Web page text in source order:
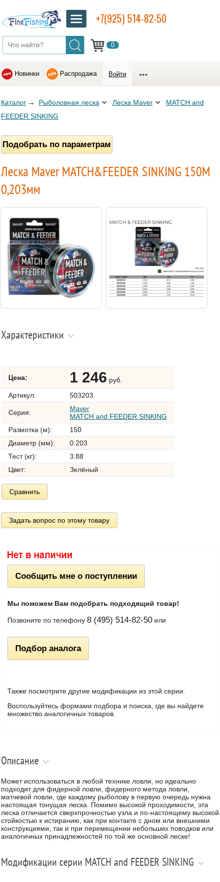
0
+7(925) 514-82-50
Новинки Распродажа Войти
Каталог → Рыболовная леска Леска Maver
MATCH and
FEEDER SINKING
Подобрать по параметрам
Леска Maver MATCH&FEEDER SINKING 150M
0,203мм
Характеристики
Цена: 1 246 руб.
Артикул:
503203
Серия:
Maver
MATCH and FEEDER SINKING
Размотка (м):
150
Диаметр (мм):
0.203
Тест (кг):
3.88
Цвет:
Зелёный
Сравнить
Задать вопрос по этому товару
Сообщить мне о поступлении
Мы поможем Вам подобрать подходящий товар!
Позвоните по телефону 8 (495) 514-82-50 или
Подбор аналога
Также посмотрите другие модификации из этой серии.
Воспользуйтесь формами подбора и поиска, где вы найдете
множество аналогичных товаров.
Описание
Может использоваться в любой технике ловли, но идеально
подходит для фидерной ловли, фидерного метода ловли,
матчевой ловли, где каждому рыболову в первую очередь нужна
настоящая тонущая леска. Помимо высокой проходимости, эта
леска отличается сверхпрочностью узла и по-настоящему высокой
стойкостью к истиранию, как при контакте с дном или внешними
конструкциями, так и при перемещении небольших поводков или
аналогичных принадлежностей по той же основной леске!
Модификации серии MATCH and FEEDER SINKING